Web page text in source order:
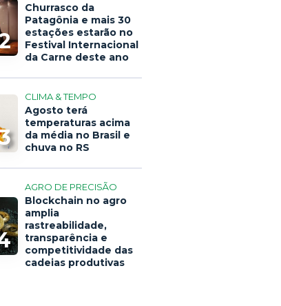
Churrasco da
Patagônia e mais 30
estações estarão no
Festival Internacional
da Carne deste ano
CLIMA & TEMPO
Agosto terá
temperaturas acima
da média no Brasil e
chuva no RS
AGRO DE PRECISÃO
Blockchain no agro
amplia
rastreabilidade,
transparência e
competitividade das
cadeias produtivas